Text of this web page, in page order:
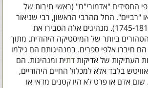
החסידים "אדמורי"ם" (ראשי תיבות של
או "רביים". החל מהרבי הראשון, רבי שניאור
זלמן מליאדי זצ"ל (1745-1812). מנהיגים אלה הסבירו את
ביותר של המיסטיקה היהודית. מתוך
חיברו אלפי ספרים. במנהיגותם הם גילמו
העתיקות של אדיקותדתית ומנהיגות. הם
בלבד אלא למכלול החיים היהודיים,
שום אדם או פרט לא היו קטנים מדאי או